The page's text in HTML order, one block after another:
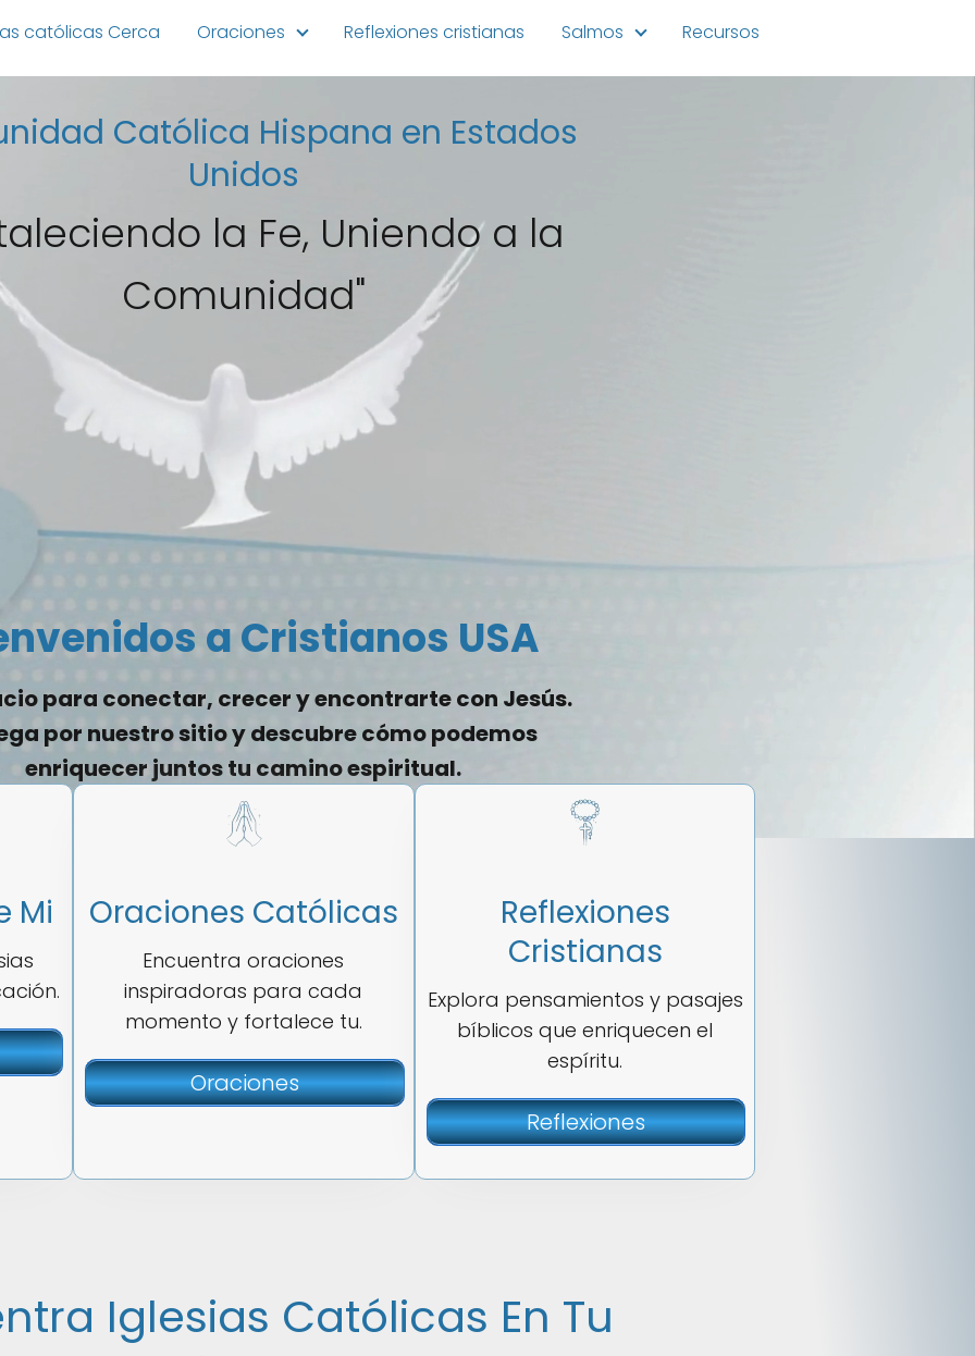
católicas Cerca Oraciones Reflexiones cristianas Salmos Recursos
Católica Hispana en Estados
Unidos
la Fe, Uniendo a la
Comunidad"
a Cristianos USA
para conectar, crecer y encontrarte con Jesús.
por nuestro sitio y descubre cómo podemos
enriquecer juntos tu camino espiritual.
Mi Oraciones Católicas
Encuentra oraciones
inspiradoras para cada
momento y fortalece tu.
Oraciones
Reflexiones
Cristianas
Explora pensamientos y pasajes
bíblicos que enriquecen el
espíritu.
Reflexiones
Iglesias Católicas En Tu